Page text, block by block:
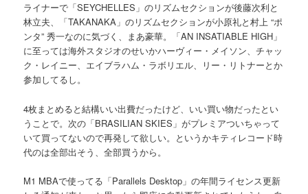
ライナーで「SEYCHELLES」のリズムセクションが後藤次利と
林立夫、「TAKANAKA」のリズムセクションが小原礼と村上 “ポ
ンタ” 秀一なのに気づく、まあ豪華。「AN INSATIABLE HIGH」
に至っては海外スタジオのせいかハーヴィー・メイソン、チャッ
ク・レイニー、エイブラハム・ラボリエル、リー・リトナーとか
参加してるし。
4枚まとめると結構いい出費だったけど、いい買い物だったとい
うことで。次の「BRASILIAN SKIES」がプレミアついちゃって
いて買ってないので再発して欲しい。というかキティレコード時
代のは全部出そう、全部買うから。
M1 MBAで使ってる「Parallels Desktop」の年間ライセンス更新